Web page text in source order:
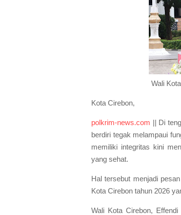
Wali
Kota Cirebon,
polkrim-news.com || Di
berdiri tegak melampaui
memiliki integritas kini
yang sehat.
Hal tersebut menjadi
Kota Cirebon tahun 2026
Wali Kota Cirebon,